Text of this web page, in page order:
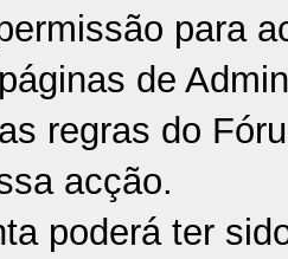
para
de
regras do
acção.
poderá ter